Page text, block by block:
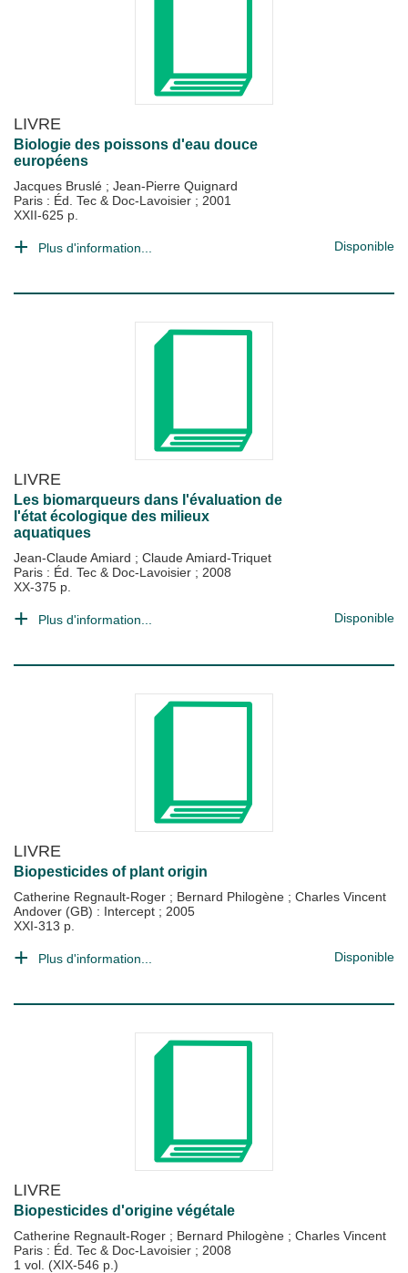
LIVRE
Biologie des poissons d'eau douce
européens
Jacques Bruslé ; Jean-Pierre Quignard
Paris : Éd. Tec & Doc-Lavoisier ; 2001
XXII-625 p.
Plus d'information... Disponible
LIVRE
Les biomarqueurs dans l'évaluation de
l'état écologique des milieux
aquatiques
Jean-Claude Amiard ; Claude Amiard-Triquet
Paris : Éd. Tec & Doc-Lavoisier ; 2008
XX-375 p.
Plus d'information... Disponible
LIVRE
Biopesticides of plant origin
Catherine Regnault-Roger ; Bernard Philogène ; Charles Vincent
Andover (GB) : Intercept ; 2005
XXI-313 p.
Plus d'information... Disponible
LIVRE
Biopesticides d'origine végétale
Catherine Regnault-Roger ; Bernard Philogène ; Charles Vincent
Paris : Éd. Tec & Doc-Lavoisier ; 2008
1 vol. (XIX-546 p.)